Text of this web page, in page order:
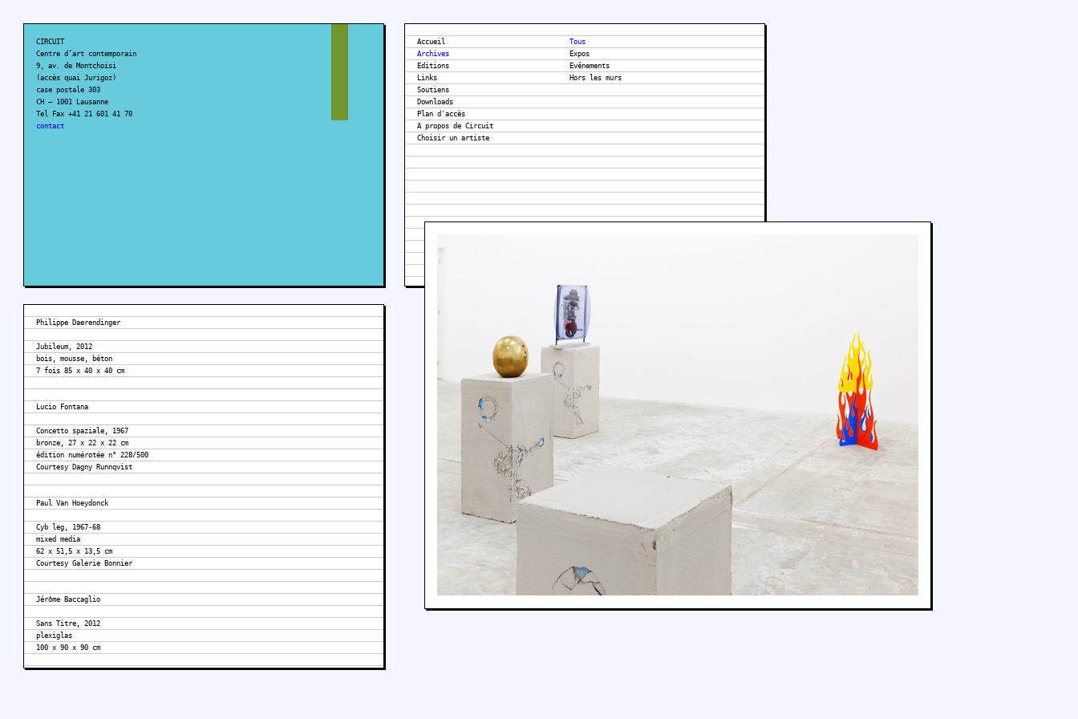
CIRCUIT
Centre d’art contemporain
9, av. de Montchoisi
(accès quai Jurigoz)
case postale 303
CH – 1001 Lausanne
Tel Fax +41 21 601 41 70
contact
Accueil
Archives
Editions
Links
Soutiens
Downloads
Plan d'accès
A propos de Circuit
Tous
Expos
Evénements
Hors les murs
Philippe Daerendinger
Jubileum, 2012
bois, mousse, béton
7 fois 85 x 40 x 40 cm
Lucio Fontana
Concetto spaziale, 1967
bronze, 27 x 22 x 22 cm
édition numérotée n° 228/500
Courtesy Dagny Runnqvist
Paul Van Hoeydonck
Cyb leg, 1967-68
mixed media
62 x 51,5 x 13,5 cm
Courtesy Galerie Bonnier
Jérôme Baccaglio
Sans Titre, 2012
plexiglas
100 x 90 x 90 cm